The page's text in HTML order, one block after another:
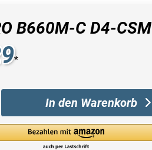
B660M-C D4-CSM
*
In den Warenkorb